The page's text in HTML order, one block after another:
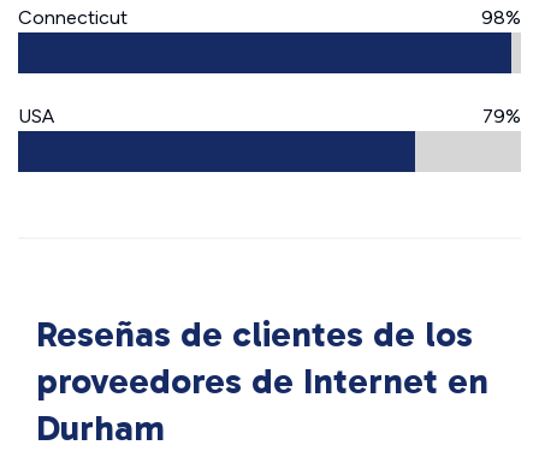
Connecticut 98%
USA 79%
Reseñas de clientes de los
proveedores de Internet en
Durham